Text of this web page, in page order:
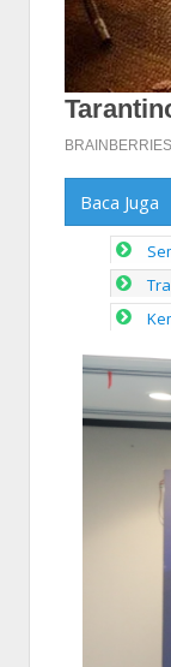
Baca Juga